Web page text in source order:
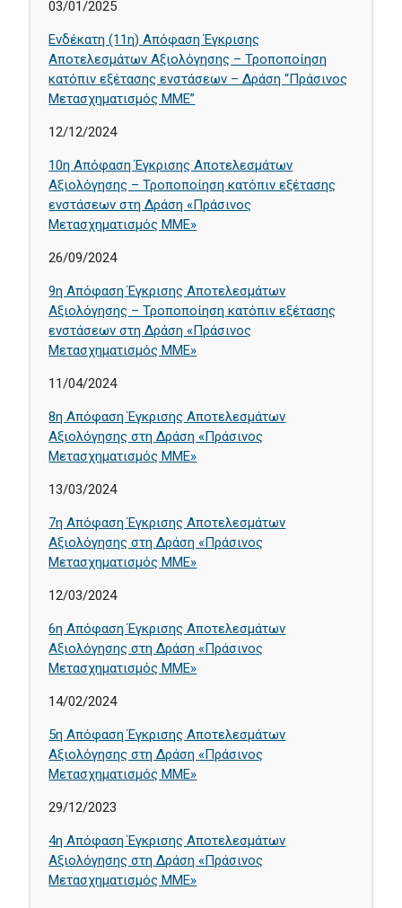
03/01/2025
Ενδέκατη (11η) Απόφαση Έγκρισης
Αποτελεσμάτων Αξιολόγησης – Τροποποίηση
κατόπιν εξέτασης ενστάσεων – Δράση “Πράσινος
Μετασχηματισμός ΜΜΕ”
12/12/2024
10η Απόφαση Έγκρισης Αποτελεσμάτων
Αξιολόγησης – Τροποποίηση κατόπιν εξέτασης
ενστάσεων στη Δράση «Πράσινος
Μετασχηματισμός ΜΜΕ»
26/09/2024
9η Απόφαση Έγκρισης Αποτελεσμάτων
Αξιολόγησης – Τροποποίηση κατόπιν εξέτασης
ενστάσεων στη Δράση «Πράσινος
Μετασχηματισμός ΜΜΕ»
11/04/2024
8η Απόφαση Έγκρισης Αποτελεσμάτων
Αξιολόγησης στη Δράση «Πράσινος
Μετασχηματισμός ΜΜΕ»
13/03/2024
7η Απόφαση Έγκρισης Αποτελεσμάτων
Αξιολόγησης στη Δράση «Πράσινος
Μετασχηματισμός ΜΜΕ»
12/03/2024
6η Απόφαση Έγκρισης Αποτελεσμάτων
Αξιολόγησης στη Δράση «Πράσινος
Μετασχηματισμός ΜΜΕ»
14/02/2024
5η Απόφαση Έγκρισης Αποτελεσμάτων
Αξιολόγησης στη Δράση «Πράσινος
Μετασχηματισμός ΜΜΕ»
29/12/2023
4η Απόφαση Έγκρισης Αποτελεσμάτων
Αξιολόγησης στη Δράση «Πράσινος
Μετασχηματισμός ΜΜΕ»